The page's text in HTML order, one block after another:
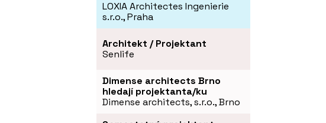
LOXIA Architectes Ingenierie
s.r.o., Praha
Architekt / Projektant
Senlife
Dimense architects Brno
hledají projektanta/ku
Dimense architects, s.r.o., Brno